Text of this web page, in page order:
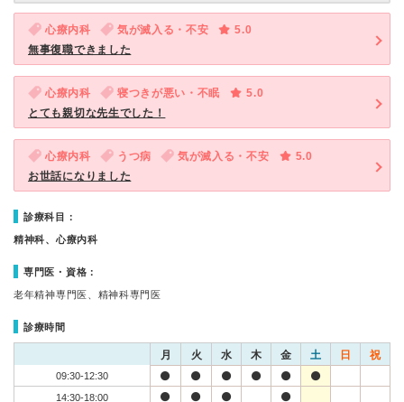
心療内科 気が滅入る・不安
5.0
無事復職できました
心療内科 寝つきが悪い・不眠
5.0
とても親切な先生でした！
心療内科 うつ病 気が滅入る・不安
5.0
お世話になりました
診療科目：
精神科、心療内科
専門医・資格：
老年精神専門医、精神科専門医
診療時間
月 火 水 木 金 土 日 祝
09:30-12:30
14:30-18:00